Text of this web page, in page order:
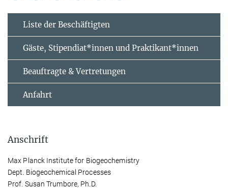
Liste der Beschäftigten
Gäste, Stipendiat*innen und Praktikant*innen
Beauftragte & Vertretungen
Anfahrt
Anschrift
Max Planck Institute for Biogeochemistry
Dept. Biogeochemical Processes
Prof. Susan Trumbore, Ph.D.